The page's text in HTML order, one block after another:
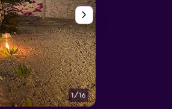
1/16